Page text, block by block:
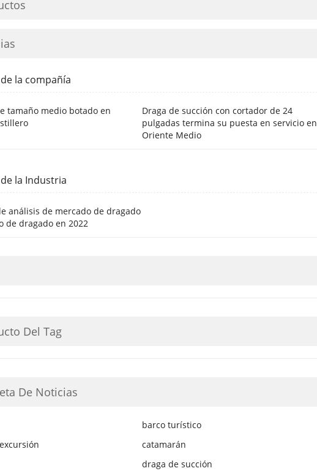
la compañía
tamaño medio botado en
Draga de succión con cortador de 24
pulgadas termina su puesta en servicio en
Oriente Medio
la Industria
análisis de mercado de dragado
de dragado en 2022
Del Tag
De Noticias
barco turístico
catamarán
draga de succión